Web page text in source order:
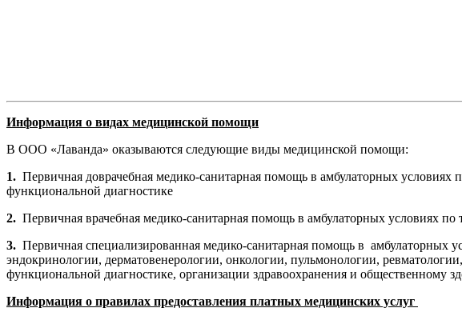
Информация о видах медицинской помощи
В ООО «Лаванда» оказываются следующие виды медицинской помощи:
1. Первичная доврачебная медико-санитарная помощь в амбулаторных
функциональной диагностике
2. Первичная врачебная медико-санитарная помощь в амбулаторных условиях по
3. Первичная специализированная медико-санитарная помощь в амбулаторных
эндокринологии, дерматовенерологии, онкологии, пульмонологии,
функциональной диагностике, организации здравоохранения и общественному
Информация о правилах предоставления платных медицинских услуг